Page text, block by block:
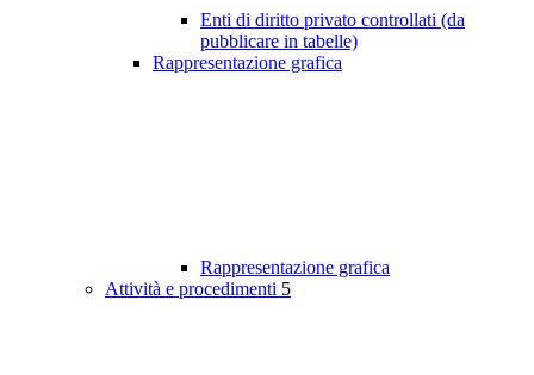
Enti di diritto privato controllati (da
pubblicare in tabelle)
Rappresentazione grafica
Rappresentazione grafica
Attività e procedimenti 5